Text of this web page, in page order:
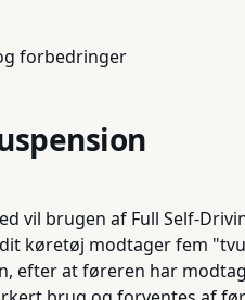
forbedringer
vil brugen af Full Self-
køretøj modtager fem
efter at føreren har